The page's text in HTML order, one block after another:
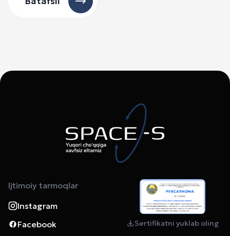
Ijtimoiy tarmoqlar
Instagram
Facebook
Sertifikatni yuklab oling